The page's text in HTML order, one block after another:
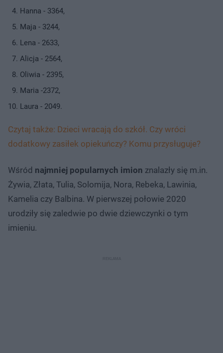
Hanna - 3364,
Maja - 3244,
Lena - 2633,
Alicja - 2564,
Oliwia - 2395,
Maria -2372,
Laura - 2049.
Czytaj także: Dzieci wracają do szkół. Czy wróci
dodatkowy zasiłek opiekuńczy? Komu przysługuje?
Wśród najmniej popularnych imion znalazły się m.in.
Żywia, Złata, Tulia, Solomija, Nora, Rebeka, Lawinia,
Kamelia czy Balbina. W pierwszej połowie 2020
urodziły się zaledwie po dwie dziewczynki o tym
imieniu.